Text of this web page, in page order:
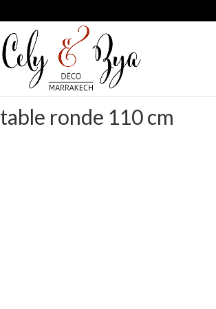
table ronde 110 cm